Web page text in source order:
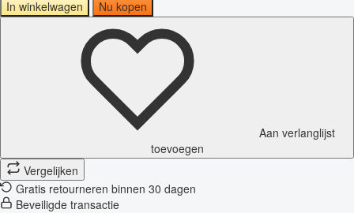
In winkelwagen
Nu kopen
Aan verlanglijst
toevoegen
Vergelijken
Gratis retourneren binnen 30 dagen
Beveiligde transactie